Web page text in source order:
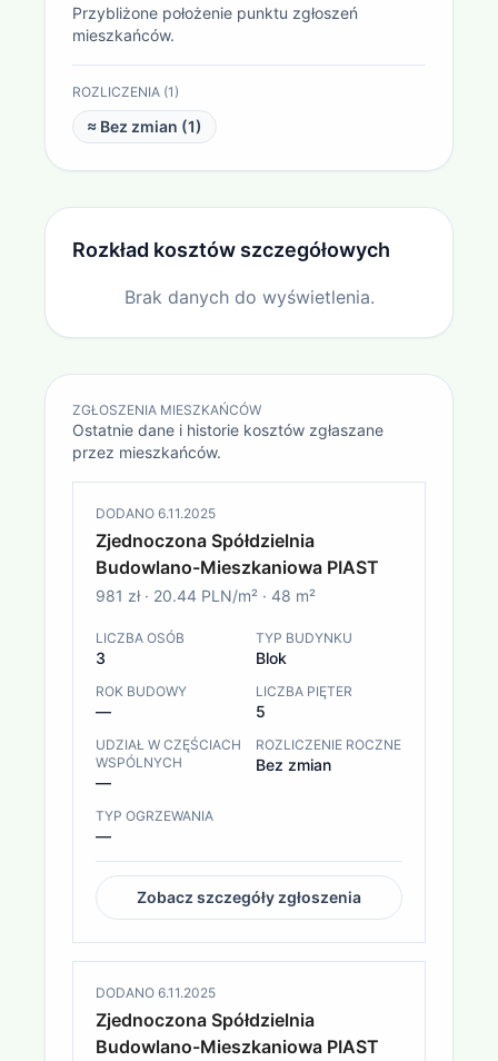
Przybliżone położenie punktu zgłoszeń
mieszkańców.
ROZLICZENIA (1)
≈ Bez zmian (1)
Rozkład kosztów szczegółowych
Brak danych do wyświetlenia.
ZGŁOSZENIA MIESZKAŃCÓW
Ostatnie dane i historie kosztów zgłaszane
przez mieszkańców.
DODANO 6.11.2025
Zjednoczona Spółdzielnia
Budowlano-Mieszkaniowa PIAST
981 zł· 20.44 PLN/m² · 48 m²
LICZBA OSÓB
3
TYP BUDYNKU
Blok
ROK BUDOWY
—
LICZBA PIĘTER
5
UDZIAŁ W CZĘŚCIACH
WSPÓLNYCH
—
ROZLICZENIE ROCZNE
Bez zmian
TYP OGRZEWANIA
—
Zobacz szczegóły zgłoszenia
DODANO 6.11.2025
Zjednoczona Spółdzielnia
Budowlano-Mieszkaniowa PIAST